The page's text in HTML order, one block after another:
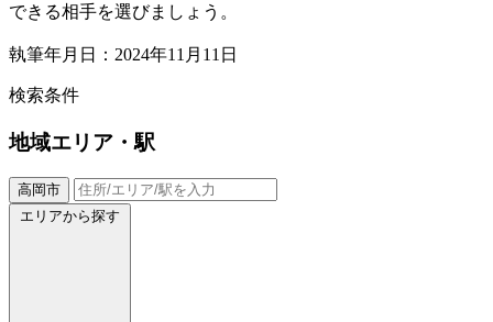
できる相手を選びましょう。
執筆年月日：2024年11月11日
検索条件
地域エリア・駅
高岡市
エリアから探す